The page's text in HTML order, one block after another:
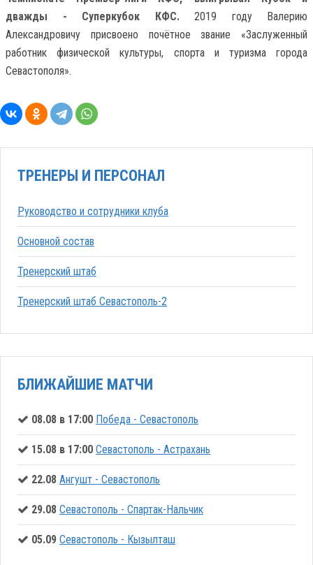
дважды - Суперкубок КФС.
2019 году Валерию
Александровичу присвоено почётное звание «Заслуженный
работник физической культуры, спорта и туризма города
Севастополя».
ТРЕНЕРЫ И ПЕРСОНАЛ
Руководство и сотрудники клуба
Основной состав
Тренерский штаб
Тренерский штаб Севастополь-2
БЛИЖАЙШИЕ МАТЧИ
08.08 в 17:00 Победа - Севастополь
15.08 в 17:00 Севастополь - Астрахань
22.08 Ангушт - Севастополь
29.08 Севастополь - Спартак-Нальчик
05.09 Севастополь - Кызылташ